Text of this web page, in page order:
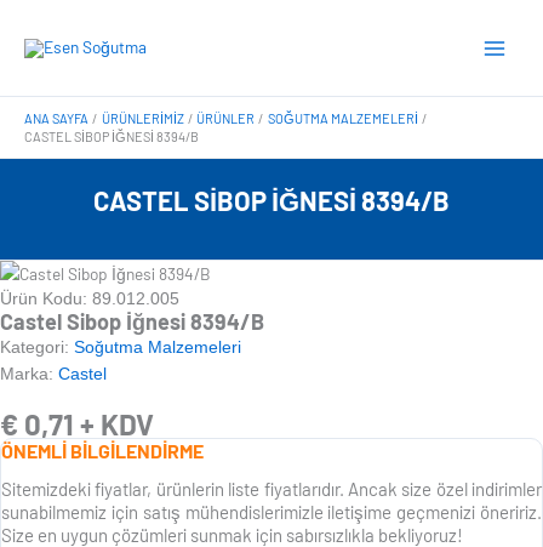
atla
Menu
ANA SAYFA ÜRÜNLERIMIZ ÜRÜNLER
SOĞUTMA MALZEMELERI
CASTEL SIBOP İĞNESI 8394/B
CASTEL SIBOP İĞNESI 8394/B
Ürün Kodu: 89.012.005
Castel Sibop İğnesi 8394/B
Kategori: Soğutma Malzemeleri
Marka: Castel
€ 0,71 + KDV
ÖNEMLİ BİLGİLENDİRME
Sitemizdeki fiyatlar, ürünlerin liste fiyatlarıdır. Ancak size özel indirimler
sunabilmemiz için satış mühendislerimizle iletişime geçmenizi öneririz.
Size en uygun çözümleri sunmak için sabırsızlıkla bekliyoruz!